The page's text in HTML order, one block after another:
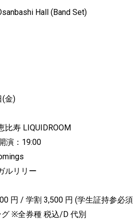
Hall (Band Set)
(金)
比寿 LIQUIDROOM
演：19:00
ルリリー
円 / 学割 3,500 円 (学生証持参必
※全券種 税込/D 代別